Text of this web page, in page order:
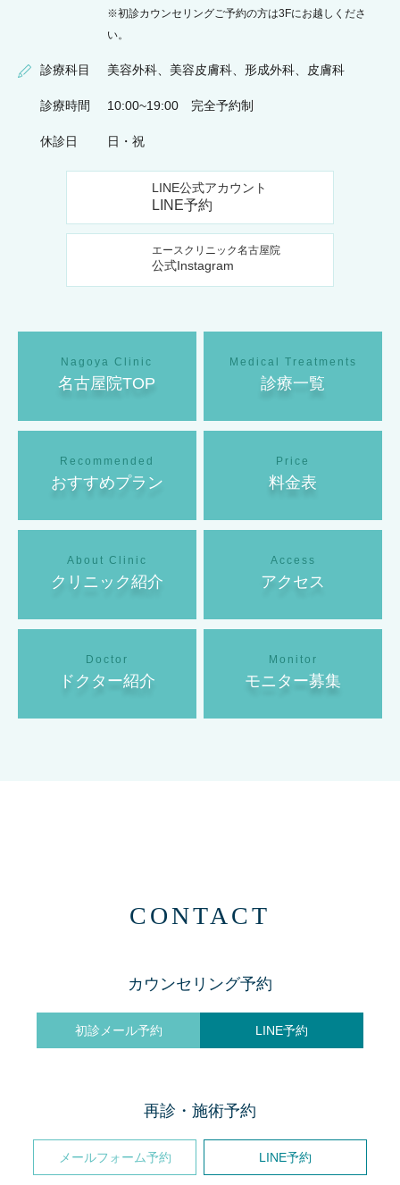
※初診カウンセリングご予約の方は3Fにお越しくださ
い。
診療科目 美容外科、美容皮膚科、形成外科、皮膚科
診療時間 10:00~19:00 完全予約制
休診日 日・祝
LINE公式アカウント
LINE予約
エースクリニック名古屋院
公式Instagram
名古屋院TOP 診療一覧
おすすめプラン 料金表
クリニック紹介 アクセス
ドクター紹介 モニター募集
CONTACT
カウンセリング予約
初診メール予約 LINE予約
再診・施術予約
メールフォーム予約 LINE予約